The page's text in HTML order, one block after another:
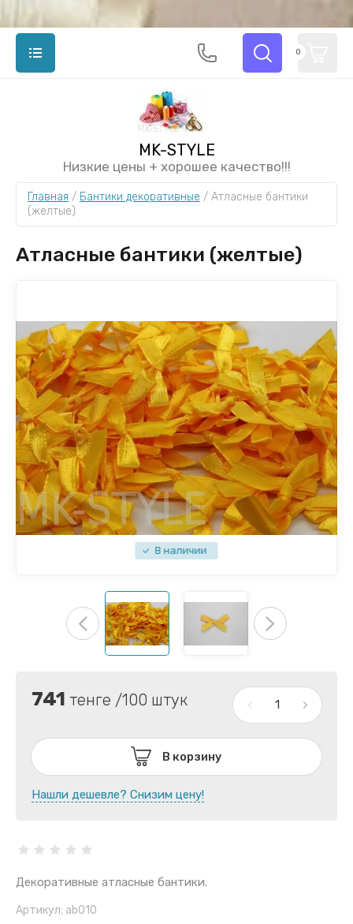
MK-STYLE
Низкие цены + хорошее качество!!!
0
Главная / Бантики декоративные / Атласные бантики
(желтые)
Атласные бантики (желтые)
В наличии
741 тенге /100 штук
В корзину
Нашли дешевле? Снизим цену!
Декоративные атласные бантики.
Артикул: ab010